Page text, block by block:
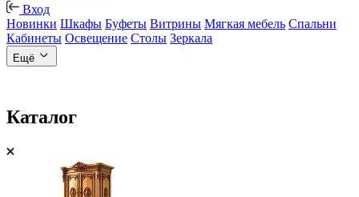
Вход
Новинки Шкафы Буфеты Витрины Мягкая мебель Спальни
Кабинеты Освещение Столы Зеркала
Ещё
Каталог